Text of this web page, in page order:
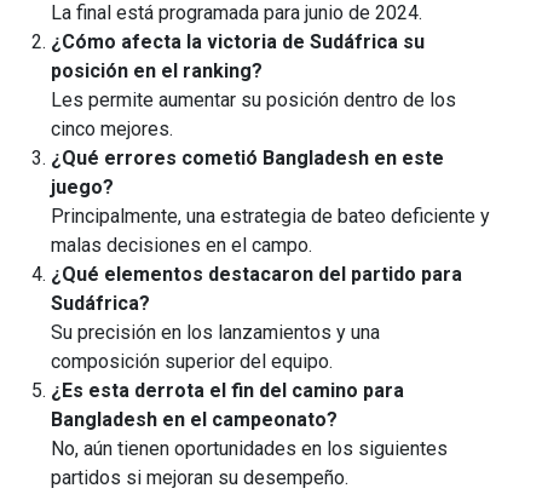
La final está programada para junio de 2024.
¿Cómo afecta la victoria de Sudáfrica su
posición en el ranking?
Les permite aumentar su posición dentro de los
cinco mejores.
¿Qué errores cometió Bangladesh en este
juego?
Principalmente, una estrategia de bateo deficiente y
malas decisiones en el campo.
¿Qué elementos destacaron del partido para
Sudáfrica?
Su precisión en los lanzamientos y una
composición superior del equipo.
¿Es esta derrota el fin del camino para
Bangladesh en el campeonato?
No, aún tienen oportunidades en los siguientes
partidos si mejoran su desempeño.